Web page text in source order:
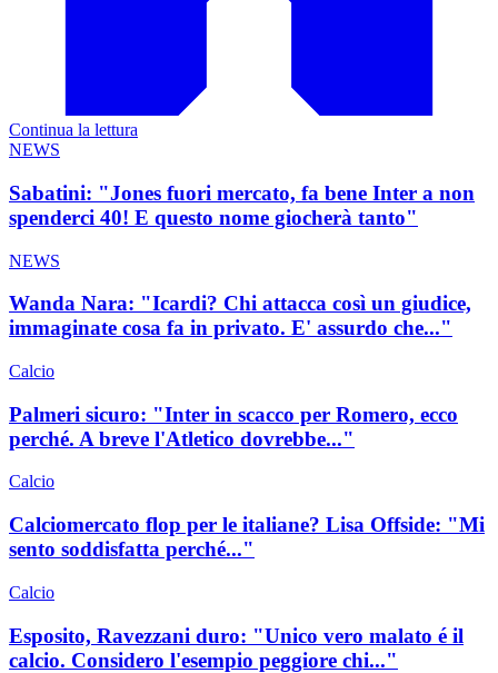
Continua la lettura
NEWS
Sabatini: "Jones fuori mercato, fa bene Inter a non
spenderci 40! E questo nome giocherà tanto"
NEWS
Wanda Nara: "Icardi? Chi attacca così un giudice,
immaginate cosa fa in privato. E' assurdo che..."
Calcio
Palmeri sicuro: "Inter in scacco per Romero, ecco
perché. A breve l'Atletico dovrebbe..."
Calcio
Calciomercato flop per le italiane? Lisa Offside: "Mi
sento soddisfatta perché..."
Calcio
Esposito, Ravezzani duro: "Unico vero malato é il
calcio. Considero l'esempio peggiore chi..."